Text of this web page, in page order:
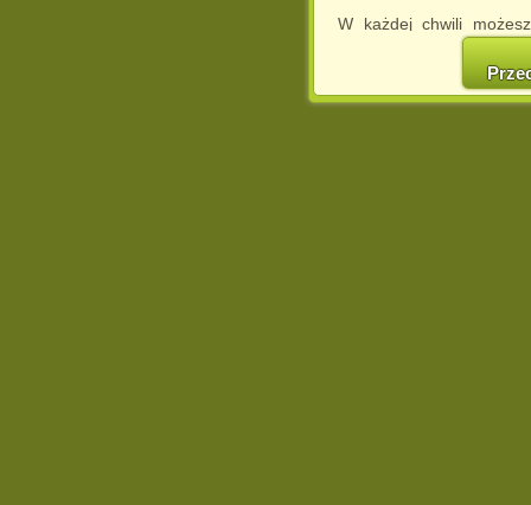
W każdej chwili
cookies w swojej
w naszej
http://chomikuj.pl/